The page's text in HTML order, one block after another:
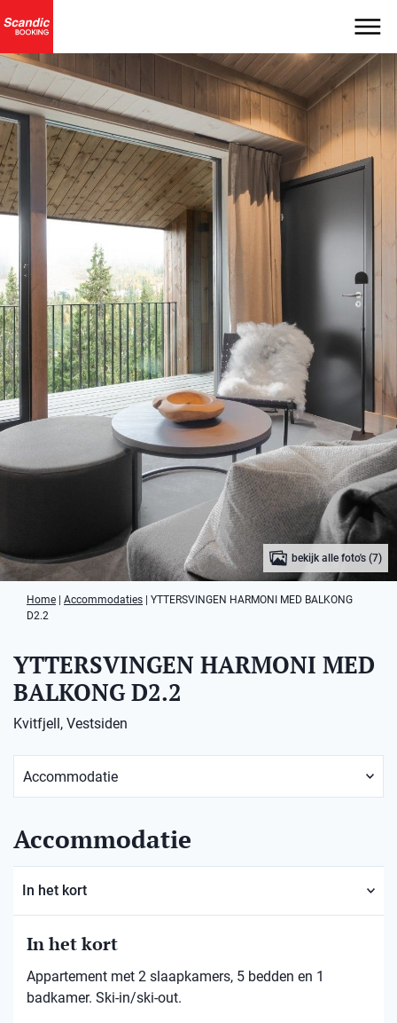
bekijk alle foto's (7)
Home Accommodaties
YTTERSVINGEN HARMONI MED BALKONG
D2.2
YTTERSVINGEN HARMONI MED
BALKONG D2.2
Kvitfjell, Vestsiden
Accommodatie
In het kort
In het kort
Appartement met 2 slaapkamers, 5 bedden en 1
badkamer. Ski-in/ski-out.